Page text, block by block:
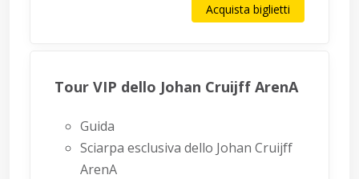
Acquista biglietti
Tour VIP dello Johan Cruijff ArenA
Guida
Sciarpa esclusiva dello Johan Cruijff
ArenA